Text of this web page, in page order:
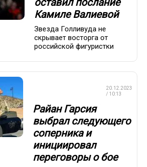
оставил послание
Камиле Валиевой
Звезда Голливуда не
скрывает восторга от
российской фигуристки
20.12.2023
/ 10:13
Райан Гарсия
выбрал следующего
соперника и
инициировал
переговоры о бое